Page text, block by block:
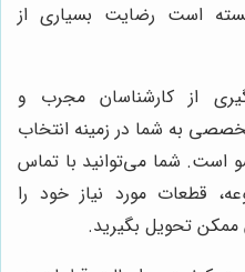
است رضایت بسیاری از
از کارشناسان مجرب و
به شما در زمینه انتخاب
است. شما می‌توانید با تماس
قطعات مورد نیاز خود را
ممکن تحویل بگیرید.